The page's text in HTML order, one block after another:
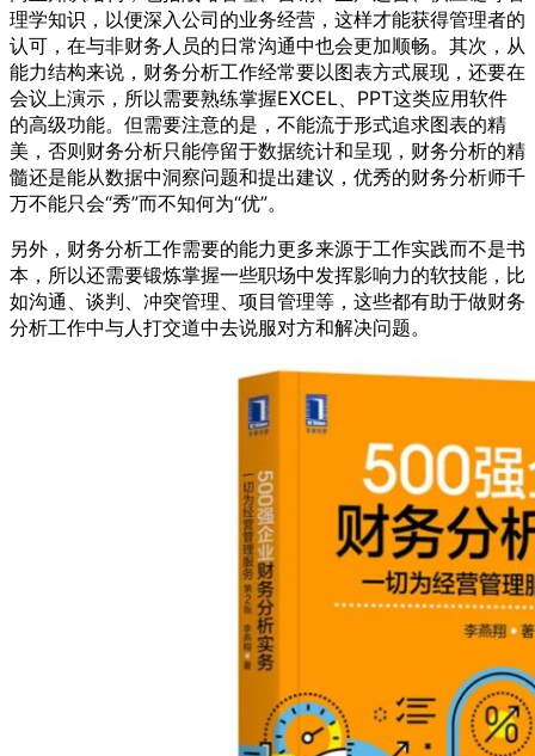
理学知识，以便深入公司的业务经营，这样才能获得管理者的
认可，在与非财务人员的日常沟通中也会更加顺畅。其次，从
能力结构来说，财务分析工作经常要以图表方式展现，还要在
会议上演示，所以需要熟练掌握EXCEL、PPT这类应用软件
的高级功能。但需要注意的是，不能流于形式追求图表的精
美，否则财务分析只能停留于数据统计和呈现，财务分析的精
髓还是能从数据中洞察问题和提出建议，优秀的财务分析师千
万不能只会“秀”而不知何为“优”。
另外，财务分析工作需要的能力更多来源于工作实践而不是书
本，所以还需要锻炼掌握一些职场中发挥影响力的软技能，比
如沟通、谈判、冲突管理、项目管理等，这些都有助于做财务
分析工作中与人打交道中去说服对方和解决问题。